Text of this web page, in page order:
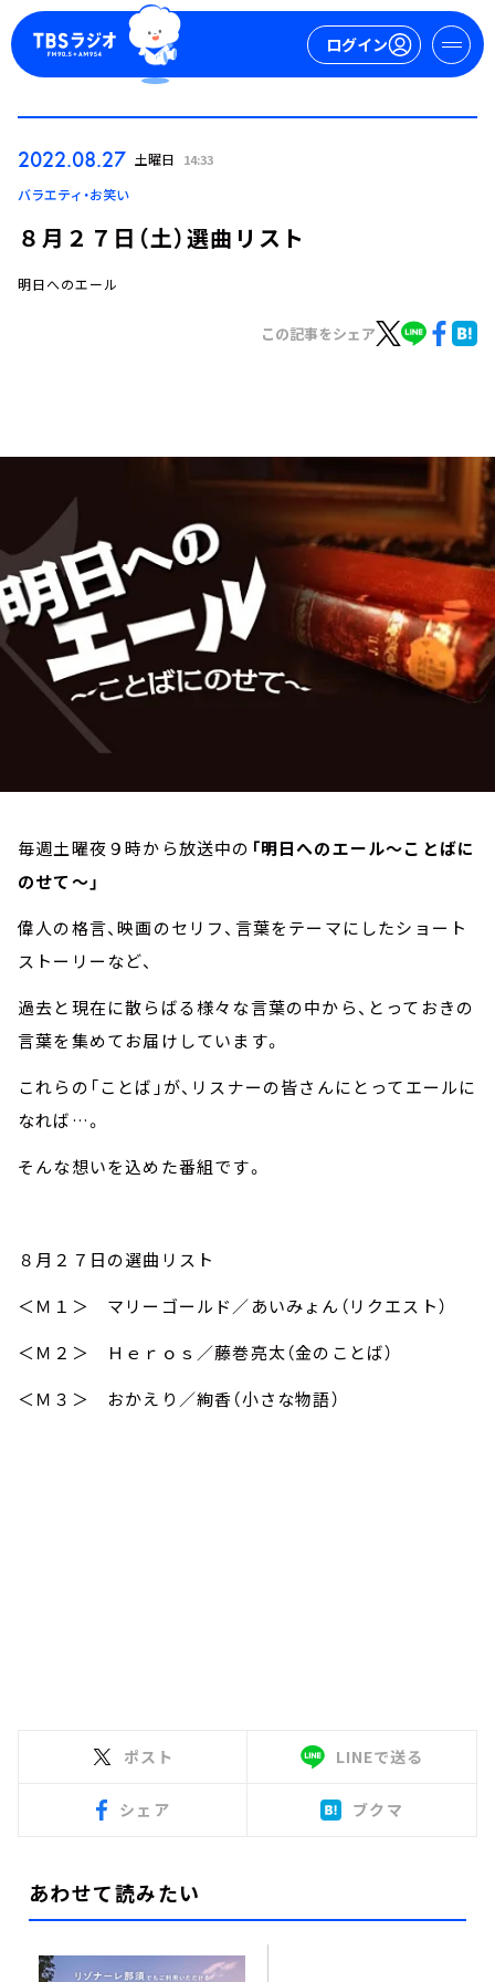
ログイン
ログイン
トピックス
お知らせ
イベント・グッズ
YouTube
会社情報
2022.08.27 土曜日 14:33
バラエティ・お笑い
８月２７日（土）選曲リスト
明日へのエール
この記事をシェア
毎週土曜夜９時から放送中の 「明日へのエール～ことばに
のせて～」
偉人の格言、映画のセリフ、言葉をテーマにしたショート
ストーリーなど、
過去と現在に散らばる様々な言葉の中から、とっておきの
言葉を集めてお届けしています。
これらの「ことば」が、リスナーの皆さんにとってエールに
なれば…。
そんな想いを込めた番組です。
８月２７日の選曲リスト
＜Ｍ１＞ マリーゴールド／あいみょん（リクエスト）
＜Ｍ２＞ Ｈｅｒｏｓ／藤巻亮太（金のことば）
＜Ｍ３＞ おかえり／絢香（小さな物語）
ポスト LINEで送る
シェア ブクマ
あわせて読みたい